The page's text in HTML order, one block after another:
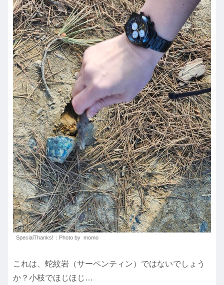
SpecialThanks!：Photo by momo
これは、蛇紋岩（サーペンティン）ではないでしょう
か？小枝でほじほじ…